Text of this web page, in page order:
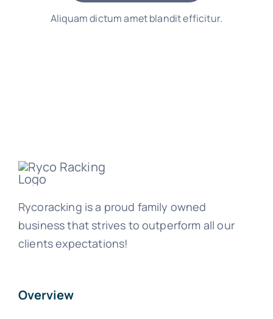
Aliquam dictum amet blandit efficitur.
Rycoracking is a proud family owned
business that strives to outperform all our
clients expectations!
Overview